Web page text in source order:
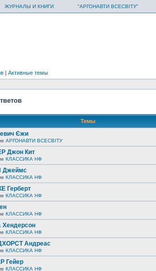
ЖУРНАЛЫ И КНИГИ "АРГОНАВТИ ВСЕСВІТУ"
| Активные темы
Темы
Єжи
АРГОНАВТИ ВСЕСВIТУ
Джон Кит
КЛАССИКА НФ
Джеймс
КЛАССИКА НФ
Герберт
КЛАССИКА НФ
КЛАССИКА НФ
Хендерсон
КЛАССИКА НФ
Андреас
КЛАССИКА НФ
Гейер
КЛАССИКА НФ